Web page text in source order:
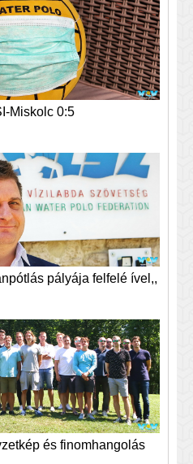
Miskolc 0:5
pályája felfelé ível,,
és finomhangolás